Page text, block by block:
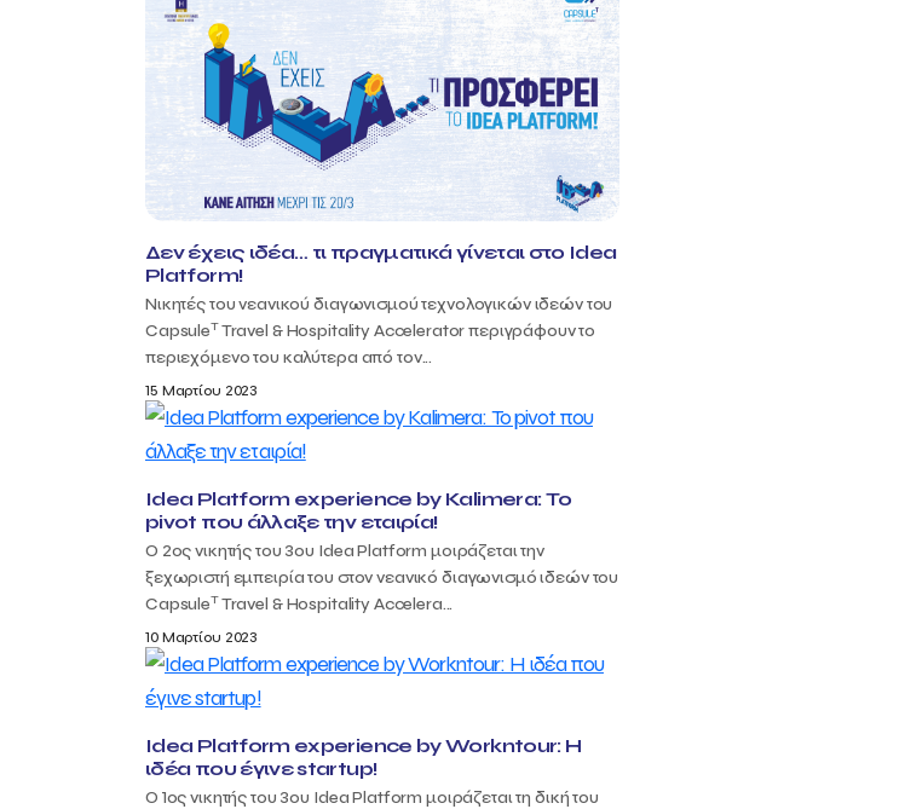
Δεν έχεις ιδέα… τι πραγματικά γίνεται στο Idea
Platform!
Νικητές του νεανικού διαγωνισμού τεχνολογικών ιδεών του
CapsuleTTravel & Hospitality Accelerator περιγράφουν το
περιεχόμενο του καλύτερα από τον...
15 Μαρτίου 2023
Idea Platform experience by Kalimera: Το
pivot που άλλαξε την εταιρία!
Ο 2ος νικητής του 3ου Idea Platform μοιράζεται την
ξεχωριστή εμπειρία του στον νεανικό διαγωνισμό ιδεών του
CapsuleTTravel & Hospitality Accelera...
10 Μαρτίου 2023
Idea Platform experience by Workntour: Η
ιδέα που έγινε startup!
Ο 1ος νικητής του 3ου Idea Platform μοιράζεται τη δική του